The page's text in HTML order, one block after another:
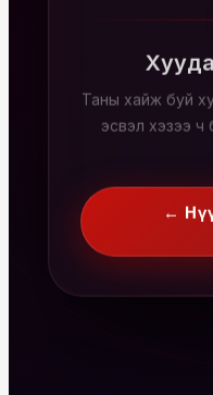
Таны хайж буй
эсвэл хэзээ ч
←